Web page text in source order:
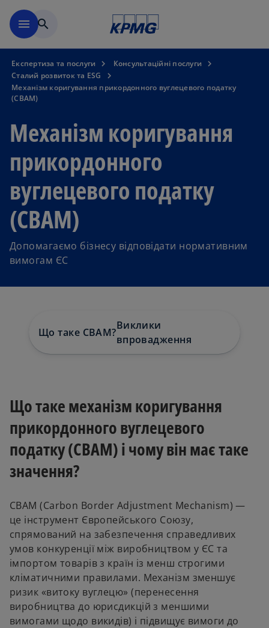
menu search
Експертиза та послуги
Консультаційні послуги
Сталий розвиток та ESG
Механізм коригування прикордонного вуглецевого податку
(CBAM)
Механізм коригування
прикордонного
вуглецевого податку
(CBAM)
Допомагаємо бізнесу відповідати нормативним
вимогам ЄС
Що таке CBAM?
Виклики
впровадження
CBAM
Що таке механізм коригування
прикордонного вуглецевого
податку (CBAM) і чому він має таке
значення?
CBAM (Carbon Border Adjustment Mechanism) —
це інструмент Європейського Союзу,
спрямований на забезпечення справедливих
умов конкуренції між виробництвом у ЄС та
імпортом товарів з країн із менш строгими
кліматичними правилами. Механізм зменшує
ризик «витоку вуглецю» (перенесення
виробництва до юрисдикцій з меншими
вимогами щодо викидів) і підвищує вимоги до